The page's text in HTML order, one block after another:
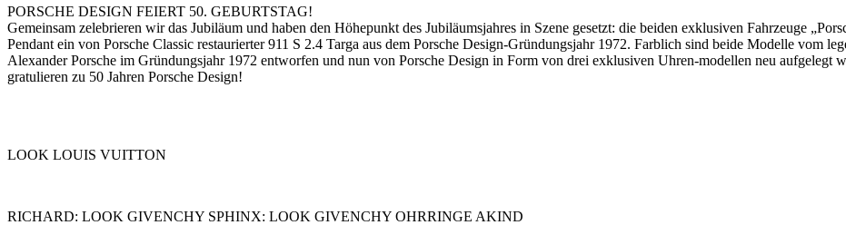
PORSCHE DESIGN FEIERT 50. GEBURTSTAG!
Gemeinsam zelebrieren wir das Jubiläum und haben den Höhepunkt des Jubiläumsjahres in Szene gesetzt: die beiden exklusiven Fahrzeuge
Pendant ein von Porsche Classic restaurierter 911 S 2.4 Targa aus dem Porsche Design-Gründungsjahr 1972. Farblich sind beide Modelle vom
Alexander Porsche im Gründungsjahr 1972 entworfen und nun von Porsche Design in Form von drei exklusiven Uhren-modellen neu aufgelegt
gratulieren zu 50 Jahren Porsche Design!
LOOK LOUIS VUITTON
RICHARD: LOOK GIVENCHY SPHINX: LOOK GIVENCHY OHRRINGE AKIND